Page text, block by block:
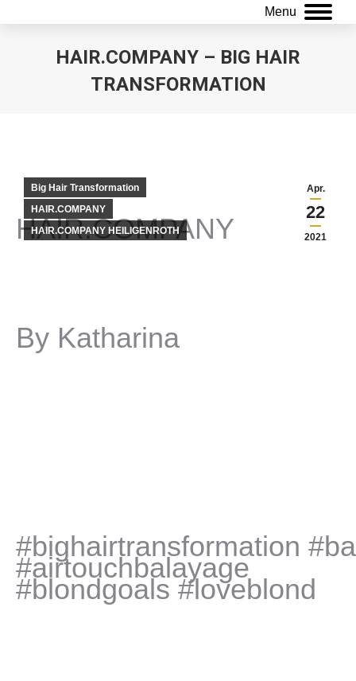
Menu
HAIR.COMPANY – BIG HAIR
TRANSFORMATION
Apr.
22
2021
Big Hair Transformation
HAIR.COMPANY
HAIR.COMPANY HEILIGENROTH
HAIR.COMPANY
By Katharina
#bighairtransformation
#airtouchbalayage
#blondgoals #loveblond